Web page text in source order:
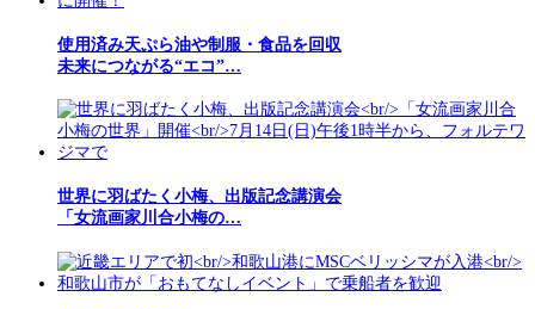
使用済み天ぷら油や制服・食品を回収
未来につながる“エコ”…
世界に羽ばたく小梅、出版記念講演会
「女流画家川合小梅の…